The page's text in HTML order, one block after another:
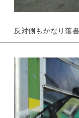
反対側もかなり落